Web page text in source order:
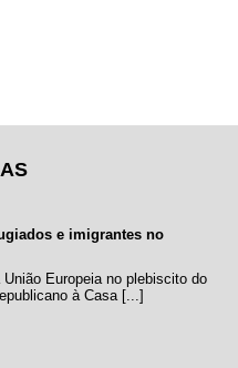
e imigrantes no
Europeia no plebiscito do
à Casa [...]